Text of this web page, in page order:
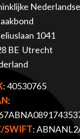
1041
BE Utrecht
: 40530765
:
SWIFT: